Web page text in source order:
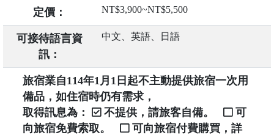
定價： NT$3,900~NT$5,500
可接待語言資
訊：
中文、英語、日語
旅宿業自114年1月1日起不主動提供旅宿一次用
備品，如住宿時仍有需求，
取得訊息為：
不提供，請旅客自備。
可
向旅宿免費索取。
可向旅宿付費購買，詳